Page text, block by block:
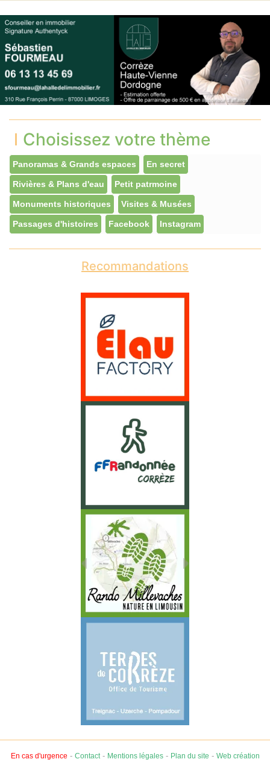
Choisissez votre thème
Panoramas & Grands espaces En secret
Rivières & Plans d'eau Petit patrmoine
Monuments historiques Visites & Musées
Passages d'histoires Facebook Instagram
Recommandations
En cas d'urgence - Contact- Mentions légales- Plan du site - Web création